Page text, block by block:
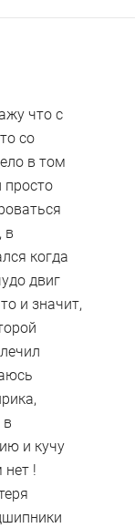
что с
со
в том
в
когда
двиг
и значит,
в
и кучу
нет !